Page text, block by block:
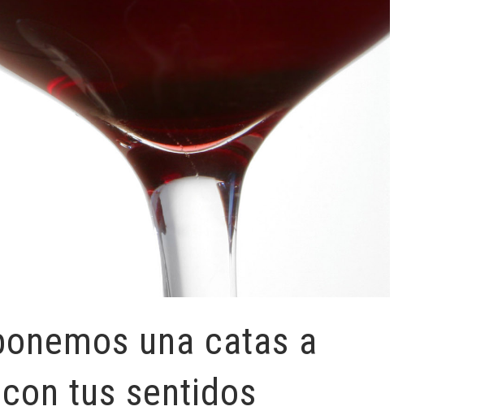
una catas a
tus sentidos